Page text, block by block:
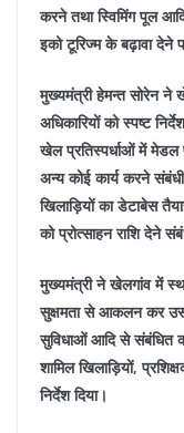
करने तथा स्विमिंग पूल
इको टूरिज्म के बढ़ावा देने
मुख्यमंत्री हेमन्त सोरेन ने
अधिकारियों को स्पष्ट
खेल प्रतिस्पर्धाओं में मेडल
अन्य कोई कार्य करने
खिलाड़ियों का डेटाबेस
को प्रोत्साहन राशि देने
मुख्यमंत्री ने खेलगांव में
सुक्षमता से आकलन कर
सुविधाओं आदि से संबंधित
शामिल खिलाड़ियों,
निर्देश दिया।